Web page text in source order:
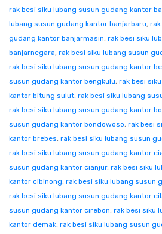
rak besi siku lubang susun gudang kantor
lubang susun gudang kantor banjarbaru, rak
gudang kantor banjarmasin, rak besi siku
banjarnegara, rak besi siku lubang susun
rak besi siku lubang susun gudang kantor
susun gudang kantor bengkulu, rak besi
kantor bitung sulut, rak besi siku lubang
rak besi siku lubang susun gudang kantor
susun gudang kantor bondowoso, rak besi
kantor brebes, rak besi siku lubang susun
rak besi siku lubang susun gudang kantor
susun gudang kantor cianjur, rak besi siku
kantor cibinong, rak besi siku lubang susun
rak besi siku lubang susun gudang kantor
susun gudang kantor cirebon, rak besi siku
kantor demak, rak besi siku lubang susun